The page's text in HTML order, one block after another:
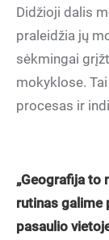
Didžioji dalis
praleidžia jų
sėkmingai
mokyklose.
procesas ir
„Geografija to
rutinas galime
pasaulio